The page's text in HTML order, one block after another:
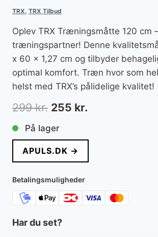
TRX, TRX Tilbud
Oplev TRX Træningsmåtte 120 cm
træningspartner! Denne
x 60 x 1,27 cm og tilbyder
optimal komfort. Træn hvor som
helst med TRX’s pålidelige kvalitet!
299kr. Den
oprindelige
pris
var:
299 kr..
255 kr.
pris
er:
På lager
APULS.DK →
Betalingsmuligheder
Har du set?